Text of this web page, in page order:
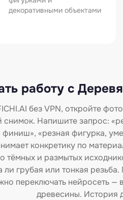
декоративными объектами
работу с
без VPN, откройте
Напишите запрос:
«резная фигурка,
конкретику по
тёмных и размытых
ли грубая или тонкая
переключать нейросеть —
древесины. История